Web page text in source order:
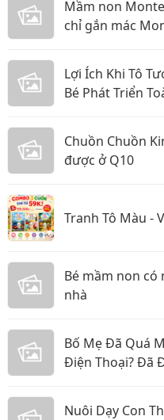
Mầm non
chỉ gắn mác
Lợi Ích Khi Tô
Bé Phát Triển
Chuồn Chuồn
được ở Q10
Tranh Tô Màu -
Bé mầm non có
nhà
Bố Mẹ Đã Quá
Điện Thoại? Đã
Nuôi Dạy Con